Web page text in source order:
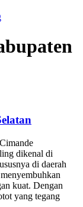
dikenal di
di daerah
kuat. Dengan
yang tegang